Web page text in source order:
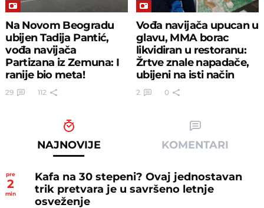
Na Novom Beogradu
ubijen Tadija Pantić,
vođa navijača
Partizana iz Zemuna: I
ranije bio meta!
29 112
Vođa navijača upucan u
glavu, MMA borac
likvidiran u restoranu:
Žrtve znale napadače,
ubijeni na isti način
2 0
NAJNOVIJE KOMENTARI
pre
2
min
Kafa na 30 stepeni? Ovaj jednostavan
trik pretvara je u savršeno letnje
osveženje